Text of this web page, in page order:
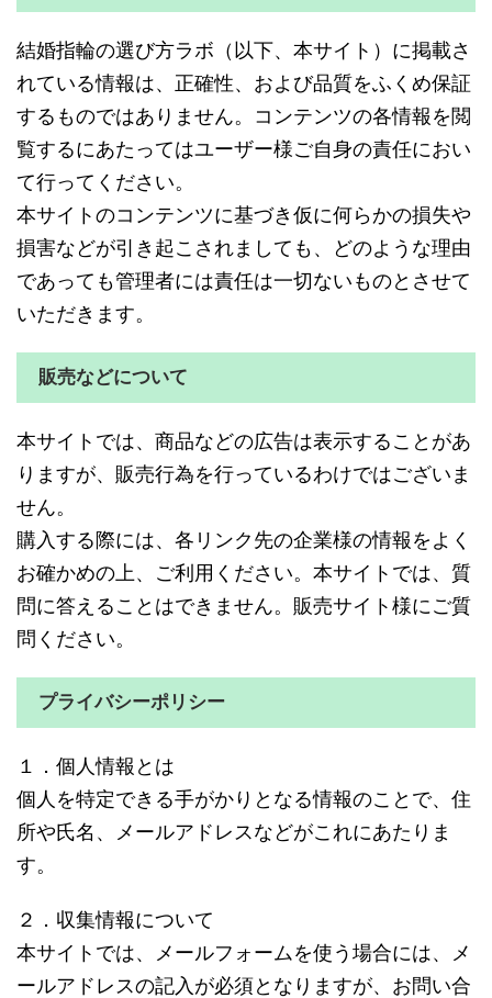
結婚指輪の選び方ラボ（以下、本サイト）に掲載さ
れている情報は、正確性、および品質をふくめ保証
するものではありません。コンテンツの各情報を閲
覧するにあたってはユーザー様ご自身の責任におい
て行ってください。
本サイトのコンテンツに基づき仮に何らかの損失や
損害などが引き起こされましても、どのような理由
であっても管理者には責任は一切ないものとさせて
いただきます。
販売などについて
本サイトでは、商品などの広告は表示することがあ
りますが、販売行為を行っているわけではございま
せん。
購入する際には、各リンク先の企業様の情報をよく
お確かめの上、ご利用ください。本サイトでは、質
問に答えることはできません。販売サイト様にご質
問ください。
プライバシーポリシー
１．個人情報とは
個人を特定できる手がかりとなる情報のことで、住
所や氏名、メールアドレスなどがこれにあたりま
す。
２．収集情報について
本サイトでは、メールフォームを使う場合には、メ
ールアドレスの記入が必須となりますが、お問い合